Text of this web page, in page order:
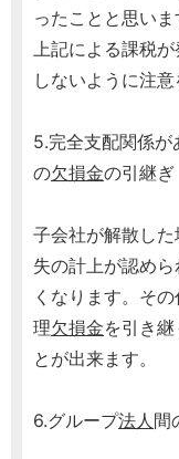
ったことと思い
上記による課税が
しないように注
5.完全支配関係が
の欠損金の引継ぎ
子会社が解散し
失の計上が認めら
くなります。そ
理欠損金を引き継
とが出来ます。
6.グループ法人間